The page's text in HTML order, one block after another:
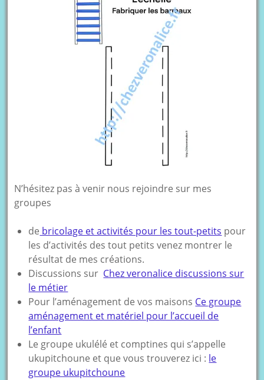
N’hésitez pas à venir nous rejoindre sur mes
groupes
de bricolage et activités pour les tout-petits pour
les d’activités des tout petits venez montrer le
résultat de mes créations.
Discussions sur Chez veronalice discussions sur
le métier
Pour l’aménagement de vos maisons Ce groupe
aménagement et matériel pour l’accueil de
l’enfant
Le groupe ukulélé et comptines qui s’appelle
ukupitchoune et que vous trouverez ici : le
groupe ukupitchoune